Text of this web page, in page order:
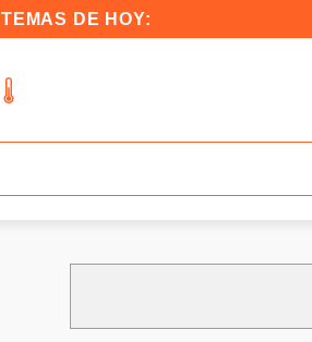
TEMAS DE HOY: